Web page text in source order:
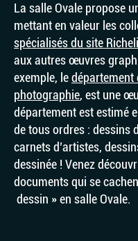
La salle Ovale propose
mettant en valeur les
spécialisés du site
aux autres œuvres
exemple, ledépartement
photographie, est une
département est estimé
de tous ordres : dessins
carnets d’artistes,
dessinée ! Venez
documents qui se
dessin » en salle Ovale.